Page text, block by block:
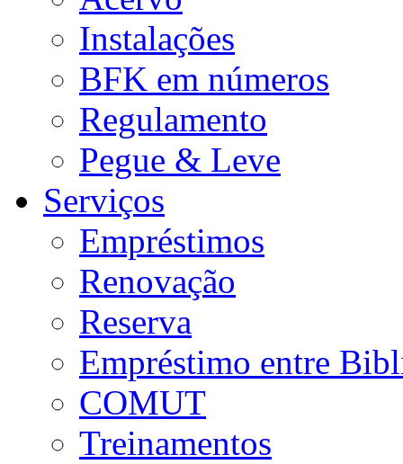
Instalações
BFK em números
Regulamento
Pegue & Leve
Serviços
Empréstimos
Renovação
Reserva
Empréstimo entre
COMUT
Treinamentos